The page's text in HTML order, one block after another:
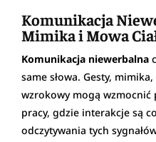
Komunikacja
Mimika i Mowa
Komunikacja niewerbalna
same słowa. Gesty,
wzrokowy mogą wzmocnić
pracy, gdzie interakcje są
odczytywania tych